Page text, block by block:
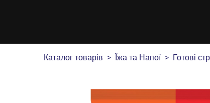
Каталог товарів Їжа та Напої Готові